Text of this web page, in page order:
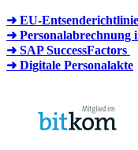
➜ EU-Entsenderichtlinie
➜ Personalabrechnung
➜ SAP SuccessFactors
➜ Digitale Personalakte